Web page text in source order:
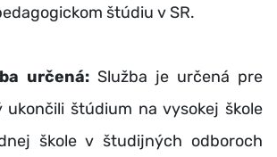
štúdiu v SR.
určená: Služba je určená pre
ukončili štúdium na vysokej škole
škole v študijných odboroch